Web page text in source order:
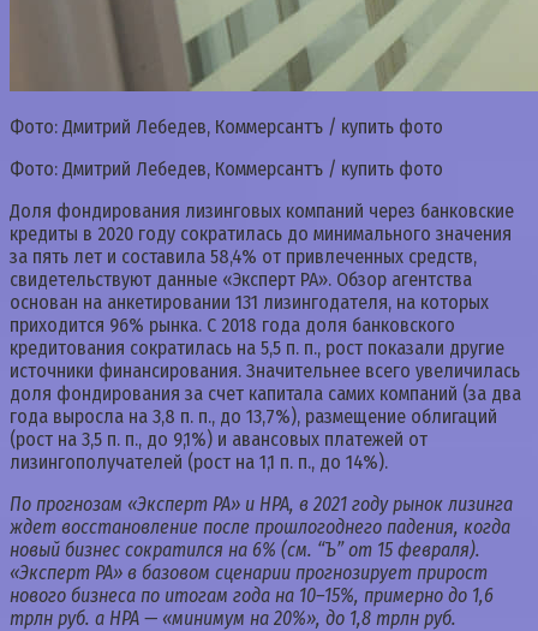
Фото: Дмитрий Лебедев, Коммерсантъ / купить фото
Фото: Дмитрий Лебедев, Коммерсантъ / купить фото
Доля фондирования лизинговых компаний через банковские
кредиты в 2020 году сократилась до минимального значения
за пять лет и составила 58,4% от привлеченных средств,
свидетельствуют данные «Эксперт РА». Обзор агентства
основан на анкетировании 131 лизингодателя, на которых
приходится 96% рынка. С 2018 года доля банковского
кредитования сократилась на 5,5 п. п., рост показали другие
источники финансирования. Значительнее всего увеличилась
доля фондирования за счет капитала самих компаний (за два
года выросла на 3,8 п. п., до 13,7%), размещение облигаций
(рост на 3,5 п. п., до 9,1%) и авансовых платежей от
лизингополучателей (рост на 1,1 п. п., до 14%).
По прогнозам «Эксперт РА» и НРА, в 2021 году рынок лизинга
ждет восстановление после прошлогоднего падения, когда
новый бизнес сократился на 6% (см. “Ъ” от 15 февраля).
«Эксперт РА» в базовом сценарии прогнозирует прирост
нового бизнеса по итогам года на 10–15%, примерно до 1,6
трлн руб. а НРА — «минимум на 20%», до 1,8 трлн руб.